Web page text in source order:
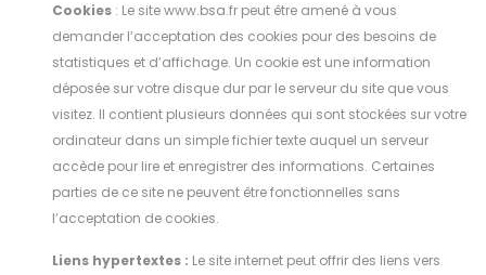
Cookies : Le site www.bsa.fr peut être amené à vous
demander l’acceptation des cookies pour des besoins de
statistiques et d’affichage. Un cookie est une information
déposée sur votre disque dur par le serveur du site que vous
visitez. Il contient plusieurs données qui sont stockées sur votre
ordinateur dans un simple fichier texte auquel un serveur
accède pour lire et enregistrer des informations. Certaines
parties de ce site ne peuvent être fonctionnelles sans
l’acceptation de cookies.
Liens hypertextes : Le site internet peut offrir des liens vers